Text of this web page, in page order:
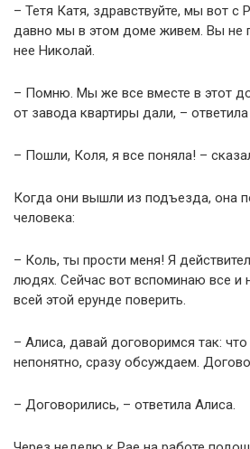
– Тетя Катя, здравствуйте, мы вот с
давно мы в этом доме живем. Вы не
нее Николай.
– Помню. Мы же все вместе в этот
от завода квартиры дали, – ответила
– Пошли, Коля, я все поняла! –
Когда они вышли из подъезда, она
человека:
– Коль, ты прости меня! Я
людях. Сейчас вот вспоминаю все и
всей этой ерунде поверить.
– Алиса, давай договоримся так: что
непонятно, сразу обсуждаем.
– Договорились, – ответила Алиса.